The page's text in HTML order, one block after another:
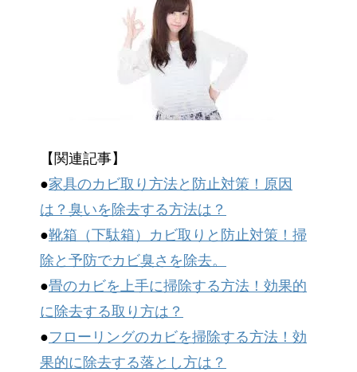
【関連記事】
●家具のカビ取り方法と防止対策！原因
は？臭いを除去する方法は？
●靴箱（下駄箱）カビ取りと防止対策！掃
除と予防でカビ臭さを除去。
●畳のカビを上手に掃除する方法！効果的
に除去する取り方は？
●フローリングのカビを掃除する方法！効
果的に除去する落とし方は？